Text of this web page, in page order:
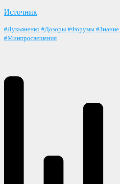
Источник
#Лукьяненко #Дозоры #Форумы #Знание
#Минпросвещения